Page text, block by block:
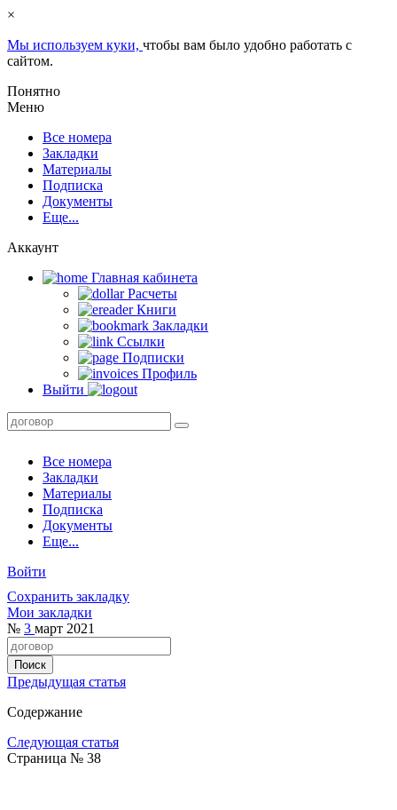
×
Мы используем куки, чтобы вам было удобно работать с
сайтом.
Понятно
Меню
Все номера
Закладки
Материалы
Подписка
Документы
Еще...
Аккаунт
Главная кабинета
Расчеты
Книги
Закладки
Ссылки
Подписки
Профиль
Выйти
Все номера
Закладки
Материалы
Подписка
Документы
Еще...
Войти
Сохранить закладку
Мои закладки
№ 3 март 2021
Предыдущая статья
Содержание
Следующая статья
Страница № 38